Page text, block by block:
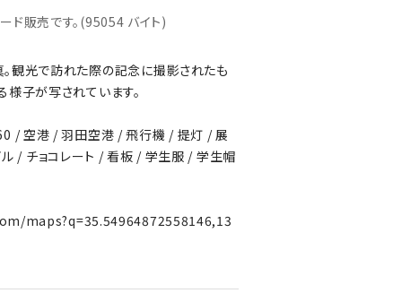
ド販売です。(95054 バイト)
観光で訪れた際の記念に撮影されたも
様子が写されています。
/ 空港 / 羽田空港 / 飛行機 / 提灯 / 展
/ チョコレート / 看板 / 学生服 / 学生帽
maps?q=35.54964872558146,13